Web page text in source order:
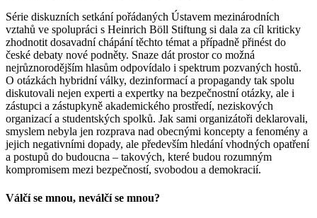
Série diskuzních setkání pořádaných Ústavem mezinárodních
vztahů ve spolupráci s Heinrich Böll Stiftung si dala za cíl kriticky
zhodnotit dosavadní chápání těchto témat a případně přinést do
české debaty nové podněty. Snaze dát prostor co možná
nejrůznorodějším hlasům odpovídalo i spektrum pozvaných hostů.
O otázkách hybridní války, dezinformací a propagandy tak spolu
diskutovali nejen experti a expertky na bezpečnostní otázky, ale i
zástupci a zástupkyně akademického prostředí, neziskových
organizací a studentských spolků. Jak sami organizátoři deklarovali,
smyslem nebyla jen rozprava nad obecnými koncepty a fenomény a
jejich negativními dopady, ale především hledání vhodných opatření
a postupů do budoucna – takových, které budou rozumným
kompromisem mezi bezpečností, svobodou a demokracií.
Válčí se mnou, neválčí se mnou?